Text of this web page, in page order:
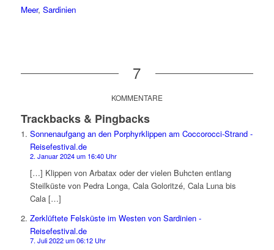
Meer, Sardinien
7
KOMMENTARE
Trackbacks & Pingbacks
Sonnenaufgang an den Porphyrklippen am Coccorocci-Strand -
Reisefestival.de
2. Januar 2024 um 16:40 Uhr
[…] Klippen von Arbatax oder der vielen Buhcten entlang
Steilküste von Pedra Longa, Cala Goloritzé, Cala Luna bis
Cala […]
Zerklüftete Felsküste im Westen von Sardinien -
Reisefestival.de
7. Juli 2022 um 06:12 Uhr